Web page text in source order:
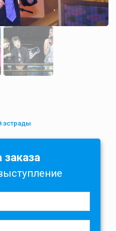
эстрады